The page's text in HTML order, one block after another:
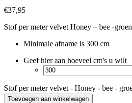
€37,95
Stof per meter velvet Honey – bee -groen
Minimale afname is 300 cm
Geef hier aan hoeveel cm's u wilt
Stof per meter velvet - Honey - bee -
Toevoegen aan winkelwagen